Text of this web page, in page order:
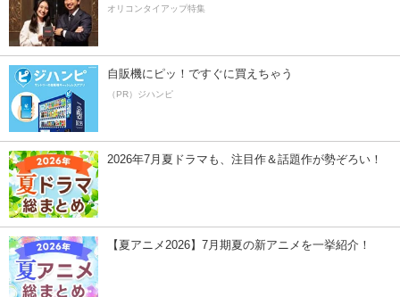
オリコンタイアップ特集
自販機にピッ！ですぐに買えちゃう
（PR）ジハンピ
2026年7月夏ドラマも、注目作＆話題作が勢ぞろい！
【夏アニメ2026】7月期夏の新アニメを一挙紹介！